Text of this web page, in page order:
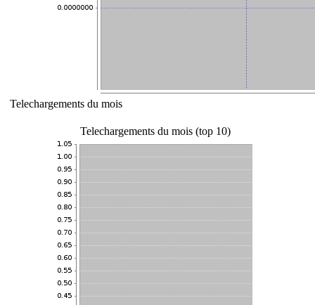
Telechargements du mois
Telechargements du mois (top 10)